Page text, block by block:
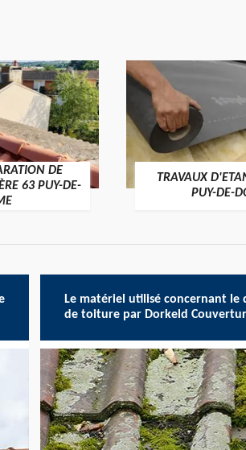
DE
63 PUY-DE-
TRAVAUX
PUY-DE-
Le matériel utilisé concernant le
de toiture par Dorkeld